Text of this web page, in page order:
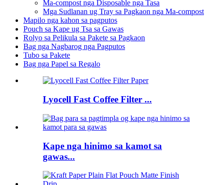
Ma-compost nga Disposable nga Tasa
Mga Sudlanan ug Tray sa Pagkaon nga Ma-compost
Mapilo nga kahon sa pagputos
Pouch sa Kape ug Tsa sa Gawas
Rolyo sa Pelikula sa Pakete sa Pagkaon
Bag nga Nagbarog nga Pagputos
Tubo sa Pakete
Bag nga Papel sa Regalo
Lyocell Fast Coffee Filter ...
Kape nga hinimo sa kamot sa
gawas...